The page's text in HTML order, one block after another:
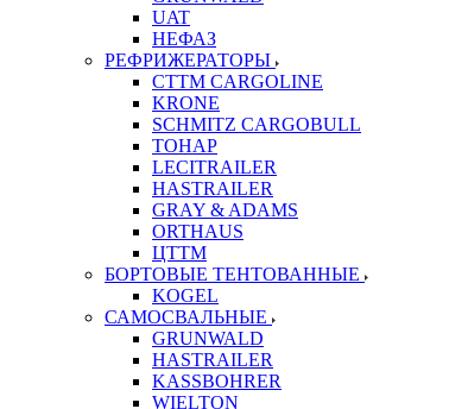
UAT
НЕФАЗ
РЕФРИЖЕРАТОРЫ
CTTM CARGOLINE
KRONE
SCHMITZ CARGOBULL
ТОНАР
LECITRAILER
HASTRAILER
GRAY & ADAMS
ORTHAUS
ЦТТМ
БОРТОВЫЕ ТЕНТОВАННЫЕ
KOGEL
САМОСВАЛЬНЫЕ
GRUNWALD
HASTRAILER
KASSBOHRER
WIELTON